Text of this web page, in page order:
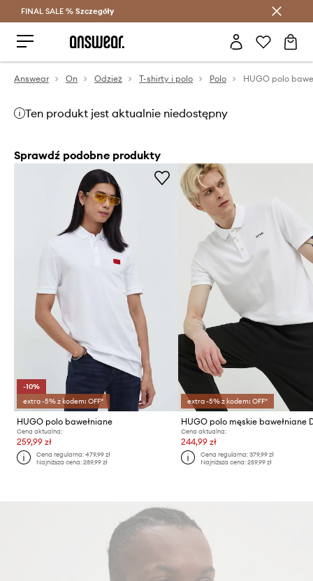
Oszczędzaj z Answear Club >
FINAL SALE % Szczegóły
Answear On Odzież T-shirty i polo Polo
Ten produkt jest aktualnie niedostępny
Sprawdź podobne produkty
-10%
extra -5% z kodem: OFF*
HUGO polo bawełniane
Cena aktualna:
259,99 zł
Cena regularna:479,99 zł
Najniższa cena:289,99 zł
extra -5% z kodem: OFF*
Cena aktualna:
244,99 zł
Cena regularna: 379,99 zł
Najniższa cena: 259,99 zł